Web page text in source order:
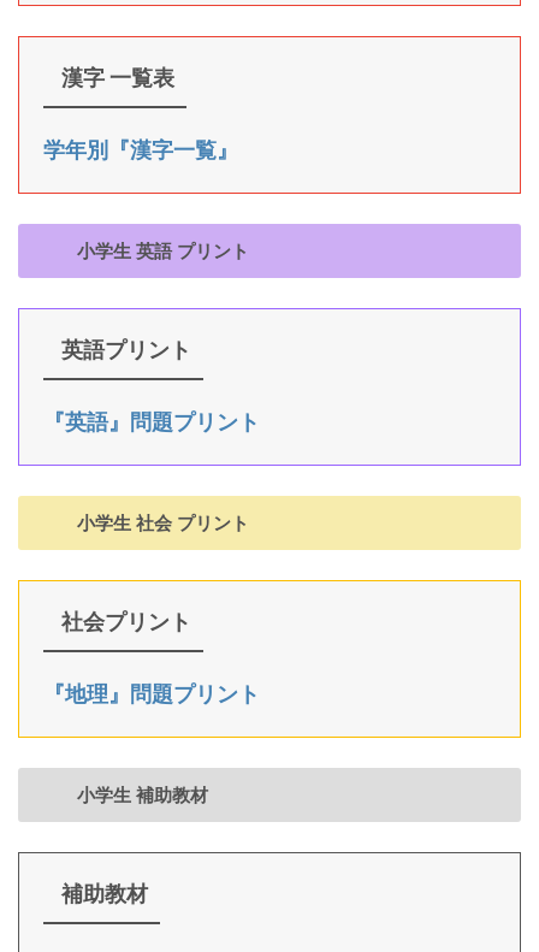
漢字 一覧表
学年別『漢字一覧』
小学生 英語 プリント
英語プリント
『英語』問題プリント
小学生 社会 プリント
社会プリント
『地理』問題プリント
小学生 補助教材
補助教材